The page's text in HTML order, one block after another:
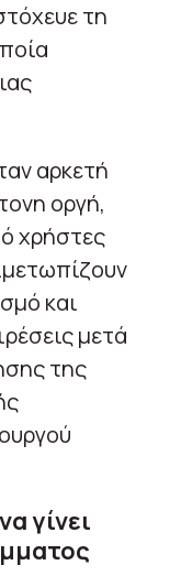
τη
αρκετή
οργή,
χρήστες
και
μετά
της
γίνει